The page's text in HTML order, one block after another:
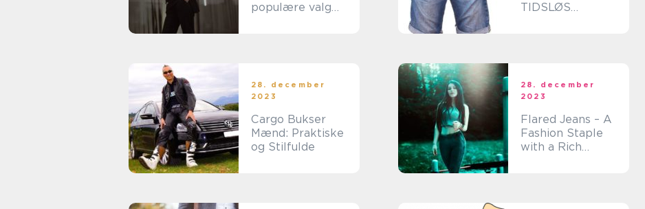
populære valg
TIDSLØS
28. december
2023
Cargo Bukser
Mænd: Praktiske
og Stilfulde
28. december
2023
Flared Jeans – A
Fashion Staple
with a Rich